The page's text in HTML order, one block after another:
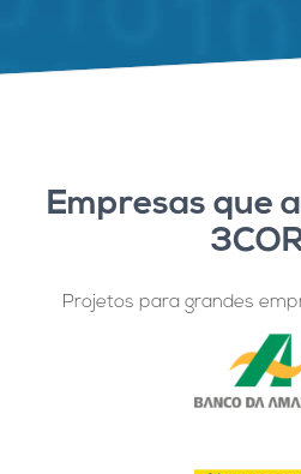
Empresas que
Projetos para grandes